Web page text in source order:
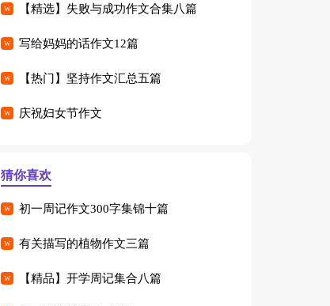
【精选】失败与成功作文合集八篇
写给妈妈的话作文12篇
【热门】坚持作文汇总五篇
庆祝妇女节作文
猜你喜欢
初一周记作文300字集锦十篇
有关描写的植物作文三篇
【精品】开学周记集合八篇